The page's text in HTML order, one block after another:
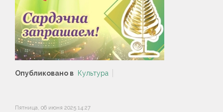
Опубликовано в Культура
Пятница, 06 июня 2025 14:27